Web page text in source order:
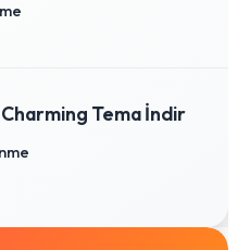
Tema İndir